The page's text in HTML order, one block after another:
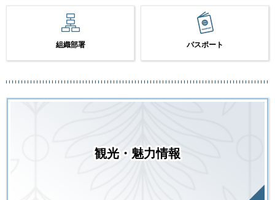
組織部署 パスポート
観光・魅力情報